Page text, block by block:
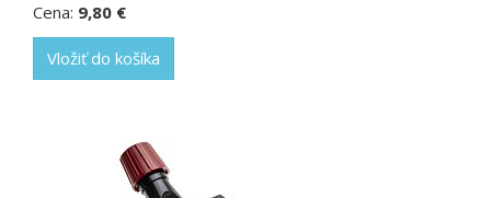
Cena: 9,80 €
Vložiť do košíka